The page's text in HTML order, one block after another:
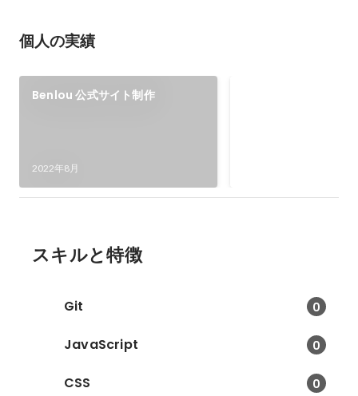
個人の実績
Benlou 公式サイト制作
2022年8月
スキルと特徴
Git 0
JavaScript 0
CSS 0